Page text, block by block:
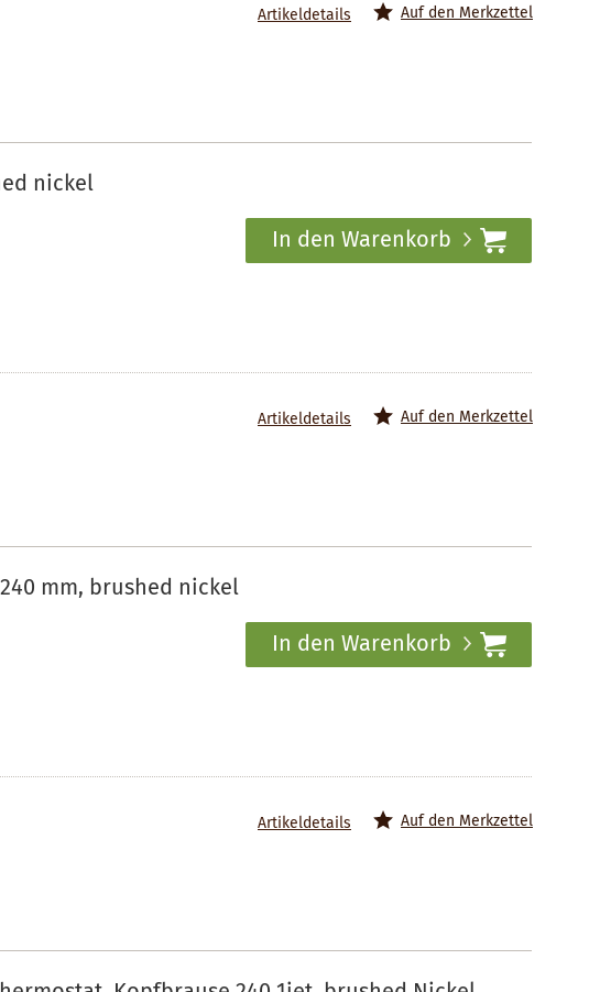
Auf den Merkzettel
Artikeldetails
nickel
In den Warenkorb
Auf den Merkzettel
Artikeldetails
mm, brushed nickel
In den Warenkorb
Auf den Merkzettel
Artikeldetails